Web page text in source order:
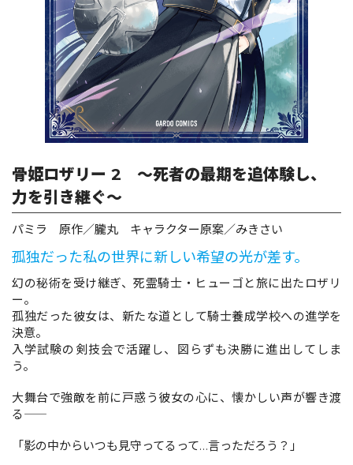
ロサージュノベルス
コミックガルド
コミックパルフェ
骨姫ロザリー 2 ～死者の最期を追体験し、
力を引き継ぐ～
パミラ 原作／朧丸 キャラクター原案／みきさい
孤独だった私の世界に新しい希望の光が差す。
幻の秘術を受け継ぎ、死霊騎士・ヒューゴと旅に出たロザリ
ー。
孤独だった彼女は、新たな道として騎士養成学校への進学を
決意。
入学試験の剣技会で活躍し、図らずも決勝に進出してしま
う。
大舞台で強敵を前に戸惑う彼女の心に、懐かしい声が響き渡
る――
「影の中からいつも見守ってるって…言っただろう？」